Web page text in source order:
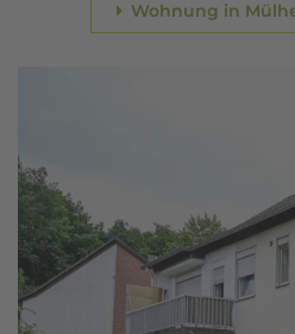
Wohnung in